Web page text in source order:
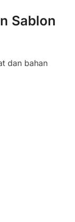
Sablon
dan bahan